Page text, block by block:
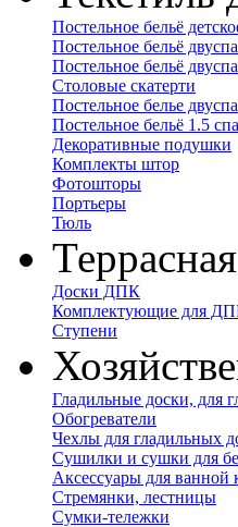
Постельное бельё
Постельное бельё
Постельное бельё
Столовые скатерти
Постельное белье
Постельное бельё 1.5
Декоративные подушки
Комплекты штор
Фотошторы
Портьеры
Тюль
Доски ДПК
Комплектующие для
Ступени
Гладильные доски, для
Обогреватели
Чехлы для гладильных
Сушилки и сушки для
Аксессуары для ванной
Стремянки, лестницы
Сумки-тележки